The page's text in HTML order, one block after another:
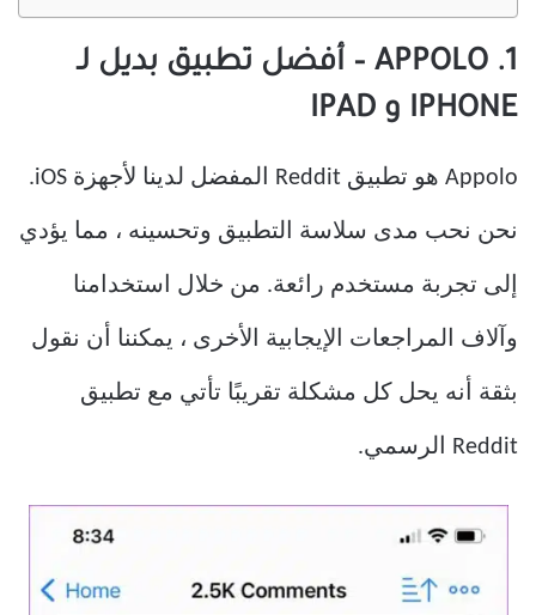
1. APPOLO – أفضل تطبيق بديل لـ
IPHONE و IPAD
Appolo هو تطبيق Reddit المفضل لدينا لأجهزة iOS.
نحن نحب مدى سلاسة التطبيق وتحسينه ، مما يؤدي
إلى تجربة مستخدم رائعة. من خلال استخدامنا
وآلاف المراجعات الإيجابية الأخرى ، يمكننا أن نقول
بثقة أنه يحل كل مشكلة تقريبًا تأتي مع تطبيق
Reddit الرسمي.